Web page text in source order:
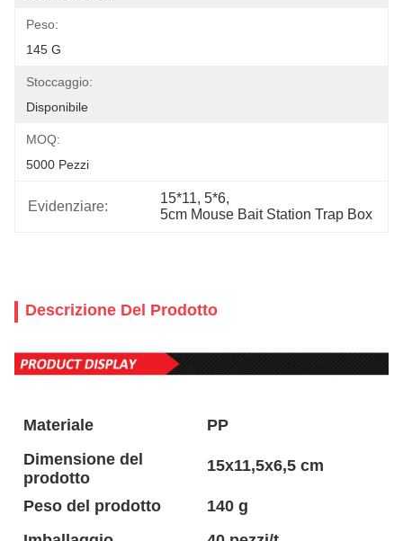
Peso:
145 G
Stoccaggio:
Disponibile
MOQ:
5000 Pezzi
Evidenziare:
15*11, 5*6,
5cm Mouse Bait Station Trap Box
Descrizione Del Prodotto
Materiale
PP
Dimensione del
prodotto
15x11,5x6,5 cm
Peso del prodotto
140 g